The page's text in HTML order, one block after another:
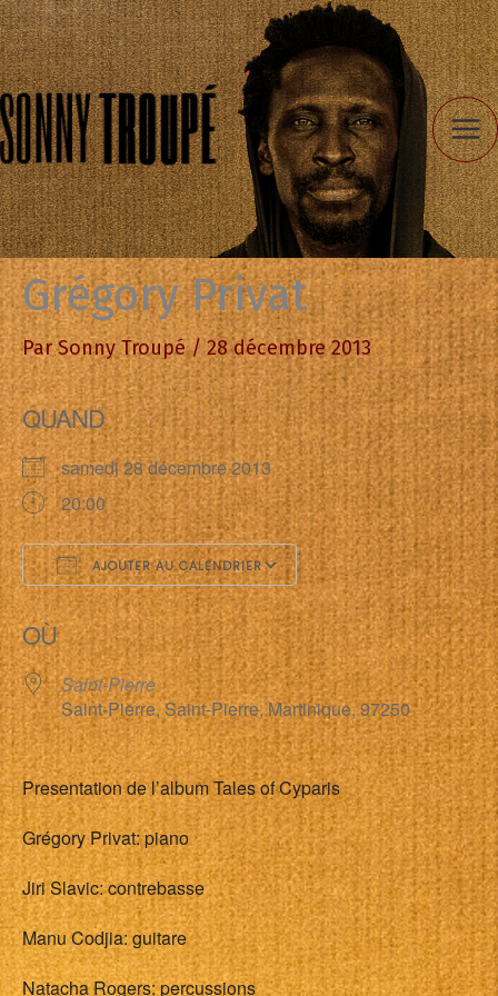
Aller
au
contenu
Grégory Privat
ParSonny Troupé/28 décembre 2013
QUAND
samedi 28 décembre 2013
20:00
AJOUTER AU CALENDRIER
Télécharger ICS Calendrier Google
OÙ
Saint-Pierre
Saint-Pierre, Saint-Pierre, Martinique, 97250
Presentation de l’album Tales of Cyparis
Grégory Privat: piano
Jiri Slavic: contrebasse
Manu Codjia: guitare
Natacha Rogers: percussions